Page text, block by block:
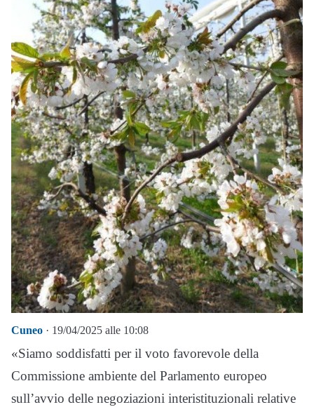
Cuneo · 19/04/2025 alle 10:08
«Siamo soddisfatti per il voto favorevole della
Commissione ambiente del Parlamento europeo
sull’avvio delle negoziazioni interistituzionali relative